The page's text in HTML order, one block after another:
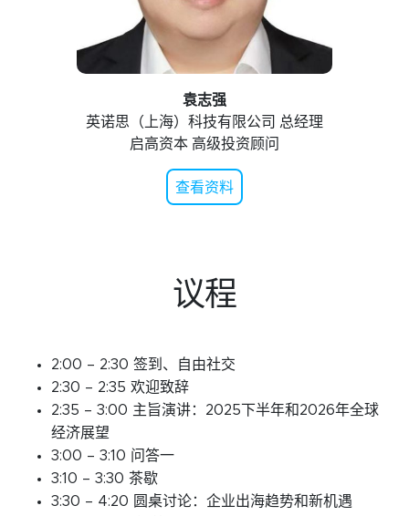
袁志强
英诺思（上海）科技有限公司 总经理
启高资本 高级投资顾问
查看资料
议程
2:00 – 2:30 签到、自由社交
2:30 – 2:35 欢迎致辞
2:35 – 3:00 主旨演讲：2025下半年和2026年全球
经济展望
3:00 – 3:10 问答一
3:10 – 3:30 茶歇
3:30 – 4:20 圆桌讨论：企业出海趋势和新机遇